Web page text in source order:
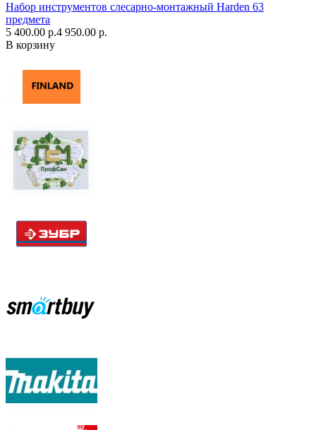
Набор инструментов слесарно-монтажный Harden 63
предмета
5 400.00 р.4 950.00 р.
В корзину